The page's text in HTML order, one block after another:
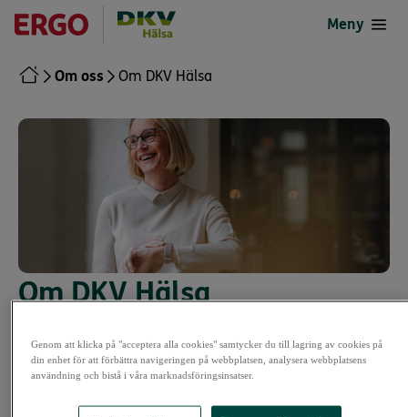
Meny
Om oss Om DKV Hälsa
Om DKV Hälsa
samhälle. Vårt mål är att erbjuda
högkvalitativa vårdförsäkringar som
hjälper både företag och privatpersoner
till
Google
Store
(öppnas
en
(öppnas
i
ny
flik)
Genom att klicka på "acceptera alla cookies" samtycker du till lagring av cookies på
din enhet för att förbättra navigeringen på webbplatsen, analysera webbplatsens
användning och bistå i våra marknadsföringsinsatser.